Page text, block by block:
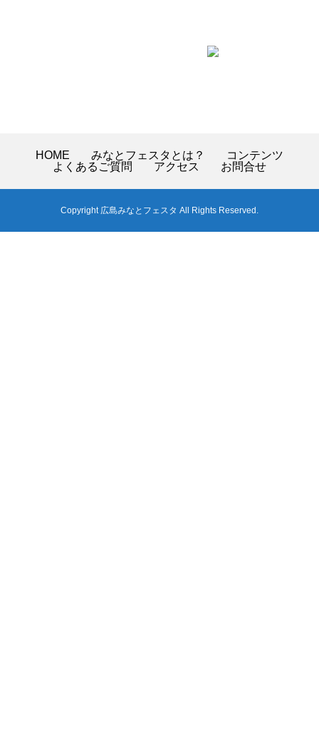
HOME みなとフェスタとは？
コンテンツ
よくあるご質問
アクセス お問合せ
Copyright 広島みなとフェスタ All Rights Reserved.